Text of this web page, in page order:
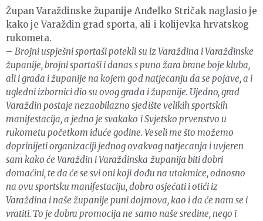
Župan Varaždinske županije Anđelko Stričak naglasio je
kako je Varaždin grad sporta, ali i kolijevka hrvatskog
rukometa.
–Brojni uspješni sportaši potekli su iz Varaždina i Varaždinske
županije, brojni sportaši i danas s puno žara brane boje kluba,
ali i grada i županije na kojem god natjecanju da se pojave, a i
ugledni izbornici dio su ovog grada i županije. Ujedno, grad
Varaždin postaje nezaobilazno sjedište velikih sportskih
manifestacija, a jedno je svakako i Svjetsko prvenstvo u
rukometu početkom iduće godine. Veseli me što možemo
doprinijeti organizaciji jednog ovakvog natjecanja i uvjeren
sam kako će Varaždin i Varaždinska županija biti dobri
domaćini, te da će se svi oni koji dođu na utakmice, odnosno
na ovu sportsku manifestaciju, dobro osjećati i otići iz
Varaždina i naše županije puni dojmova, kao i da će nam se i
vratiti. To je dobra promocija ne samo naše sredine, nego i